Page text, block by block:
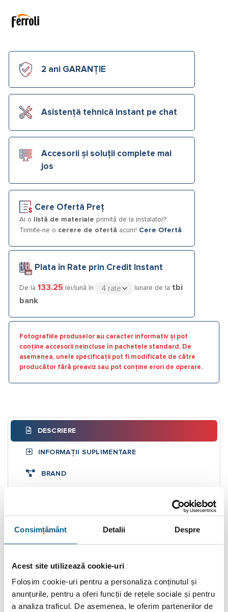
Consimțământ Detalii Despre
Acest site utilizează cookie-uri
Folosim cookie-uri pentru a personaliza conținutul și
anunțurile, pentru a oferi funcții de rețele sociale și pentru
a analiza traficul. De asemenea, le oferim partenerilor de
2 ani GARANȚIE
Asistență tehnică instant pe chat
Accesorii și soluții complete mai
jos
Cere Ofertă Preț
Ai o listă de materiale primită de la instalator?
Trimite-ne o cerere de ofertă acum! Cere Ofertă
Plata în Rate prin Credit Instant
De la 133.25 lei/lună în lunare de la tbi
bank
Fotografiile produselor au caracter informativ și pot
conține accesorii neincluse în pachetele standard. De
asemenea, unele specificații pot fi modificate de către
producător fără preaviz sau pot conține erori de operare.
DESCRIERE
INFORMAȚII SUPLIMENTARE
BRAND
FIȘIERE ATAȘATE
Distribuitor cu debitmetre inox, Ferroli Basic –
elemente de maxima importanta intr-o instalatie de incalzire in
pardoseala.